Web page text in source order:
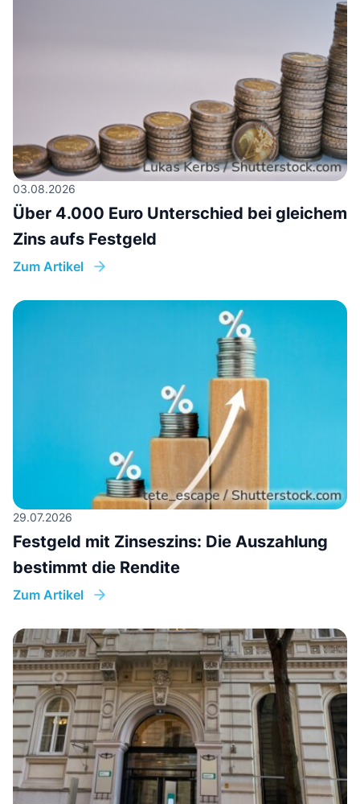
03.08.2026
Über 4.000 Euro Unterschied bei gleichem
Zins aufs Festgeld
Zum Artikel
29.07.2026
Festgeld mit Zinseszins: Die Auszahlung
bestimmt die Rendite
Zum Artikel